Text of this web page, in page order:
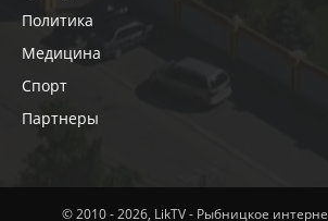
Политика
Медицина
Спорт
Партнеры
© 2010 - 2026, LikTV - Рыбницкое